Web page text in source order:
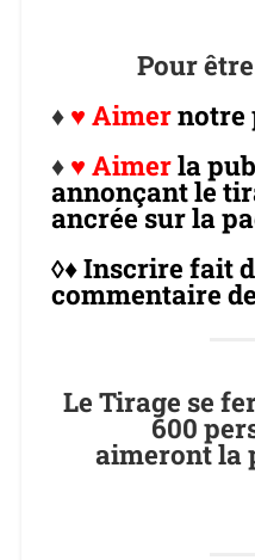
Pour
♦ ♥ Aimernotre
♦ ♥ Aimerla
annonçant le
ancrée sur la
◊♦ Inscrire fait
commentaire
Le Tirage se
600
aimeront la